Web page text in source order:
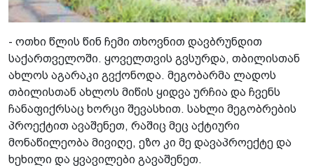
- ოთხი წლის წინ ჩემი თხოვნით დავბრუნდით
საქართველოში. ყოველთვის გვსურდა, თბილისთან
ახლოს აგარაკი გვქონოდა. მეგობარმა ლადოს
თბილისთან ახლოს მიწის ყიდვა ურჩია და ჩვენს
ჩანაფიქრსაც ხორცი შევასხით. სახლი მეგობრების
პროექტით ავაშენეთ, რაშიც მეც აქტიური
მონაწილეობა მივიღე, ეზო კი მე დავაპროექტე და
ხეხილი და ყვავილები გავაშენეთ.